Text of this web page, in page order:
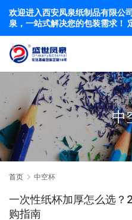
欢迎进入西安凤泉纸制品有限公
泉，一站式解决您的包装需求！
19991863684 029-84416318
中
首页 中空杯
一次性纸杯加厚怎么选
购指南